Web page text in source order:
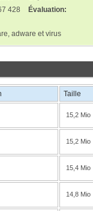
428 Évaluation:
adware et virus
Taille
15,2 Mio
15,2 Mio
15,4 Mio
14,8 Mio